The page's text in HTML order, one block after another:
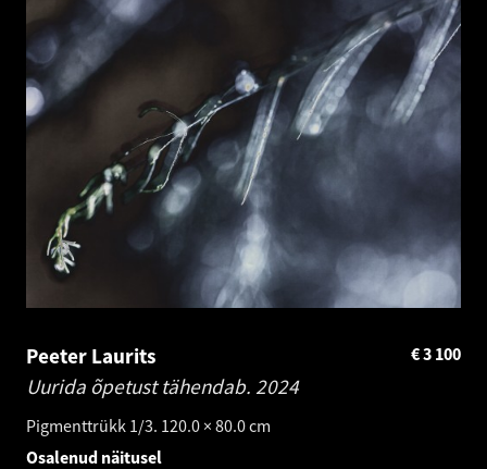
Peeter Laurits
Uurida õpetust tähendab. 2024
Pigmenttrükk 1/3. 120.0 × 80.0 cm
3 100
€
Osalenud näitusel